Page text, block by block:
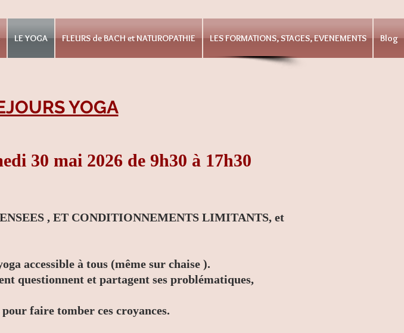
LE YOGA FLEURS de BACH et NATUROPATHIE LES FORMATIONS, STAGES, EVENEMENTS Blog
YOGA
30 mai 2026 de 9h30 à 17h30
, ET CONDITIONNEMENTS LIMITANTS, et
accessible à tous (même sur chaise ).
questionnent et partagent ses problématiques,
faire tomber ces croyances.